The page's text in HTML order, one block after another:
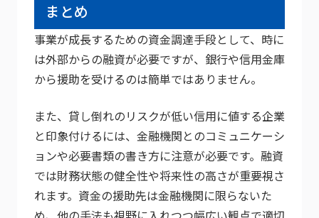
まとめ
事業が成長するための資金調達手段として、時に
は外部からの融資が必要ですが、銀行や信用金庫
から援助を受けるのは簡単ではありません。
また、貸し倒れのリスクが低い信用に値する企業
と印象付けるには、金融機関とのコミュニケーシ
ョンや必要書類の書き方に注意が必要です。融資
では財務状態の健全性や将来性の高さが重要視さ
れます。資金の援助先は金融機関に限らないた